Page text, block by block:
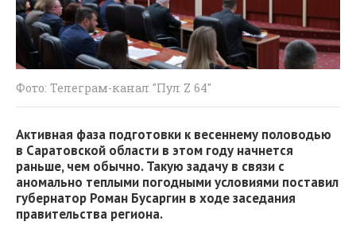
Фото: Телеграм-канал "Пул Z 64"
Активная фаза подготовки к весеннему половодью
в Саратовской области в этом году начнется
раньше, чем обычно. Такую задачу в связи с
аномально теплыми погодными условиями поставил
губернатор Роман Бусаргин в ходе заседания
правительства региона.